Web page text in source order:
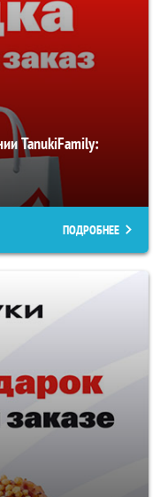
TanukiFamily:
ПОДРОБНЕЕ